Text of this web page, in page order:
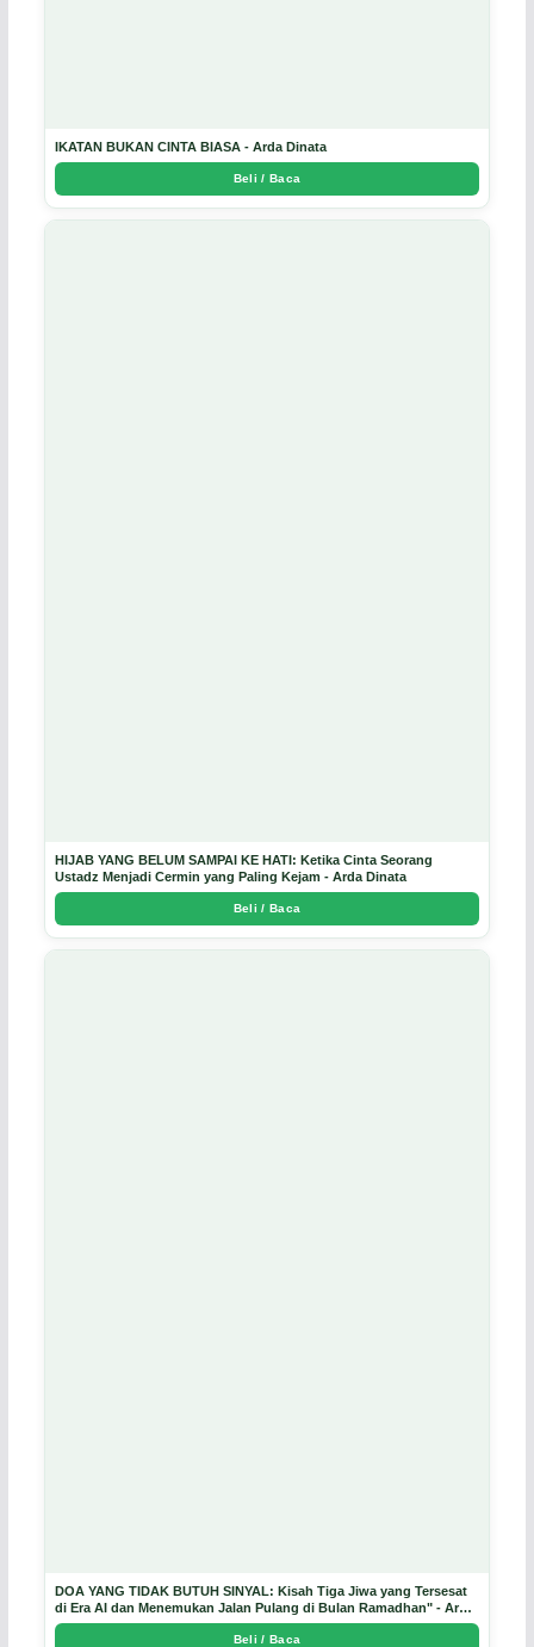
IKATAN BUKAN CINTA BIASA - Arda Dinata
Beli / Baca
HIJAB YANG BELUM SAMPAI KE HATI: Ketika Cinta Seorang
Ustadz Menjadi Cermin yang Paling Kejam - Arda Dinata
Beli / Baca
DOA YANG TIDAK BUTUH SINYAL: Kisah Tiga Jiwa yang Tersesat
di Era AI dan Menemukan Jalan Pulang di Bulan Ramadhan" - Arda
Dinata
Beli / Baca